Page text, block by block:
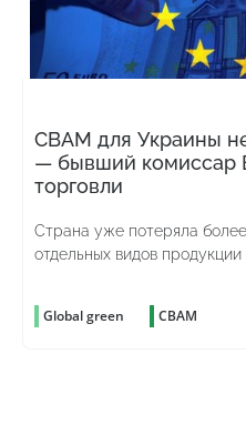
CBAM для Украины
— бывший комиссар
торговли
Страна уже потеряла
отдельных видов продукции
Global green CBAM